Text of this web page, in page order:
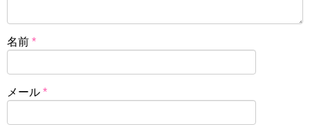
名前 *
メール *